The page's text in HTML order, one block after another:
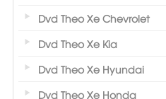
Dvd Theo Xe Chevrolet
Dvd Theo Xe Kia
Dvd Theo Xe Hyundai
Dvd Theo Xe Honda